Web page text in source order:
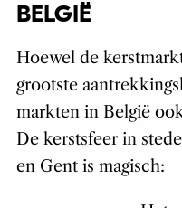
BELGIË
Hoewel de
grootste
markten in België
De kerstsfeer in
en Gent is magisch: